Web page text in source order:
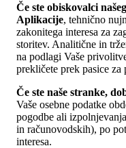
Če ste obiskovalci
Aplikacije, tehnično
zakonitega interesa za
storitev. Analitične in
na podlagi Vaše
prekličete prek pasice za
Če ste naše stranke,
Vaše osebne podatke
pogodbe ali
in računovodskih), po
interesa.